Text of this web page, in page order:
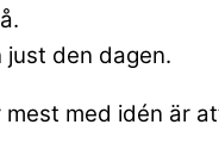
just den dagen.
mest med idén är